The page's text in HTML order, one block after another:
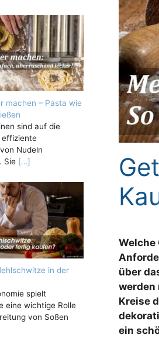
Welche
über
werden
Kreise
ein
machen – Pasta wie
sind auf die
effiziente
Nudeln
Sie […]
in der
spielt
eine wichtige Rolle
von Soßen